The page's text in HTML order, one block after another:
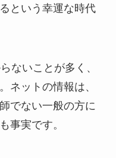
という幸運な時代
ないことが多く、
ネットの情報は、
でない一般の方に
事実です。